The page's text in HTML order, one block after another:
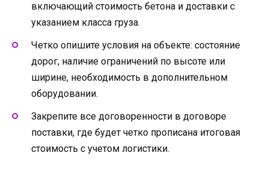
включающий стоимость бетона и доставки с
указанием класса груза.
Четко опишите условия на объекте: состояние
дорог, наличие ограничений по высоте или
ширине, необходимость в дополнительном
оборудовании.
Закрепите все договоренности в договоре
поставки, где будет четко прописана итоговая
стоимость с учетом логистики.